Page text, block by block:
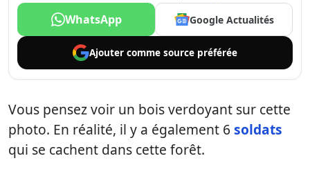
WhatsApp Google Actualités
Ajouter comme source préférée
Vous pensez voir un bois verdoyant sur cette
photo. En réalité, il y a également 6 soldats
qui se cachent dans cette forêt.